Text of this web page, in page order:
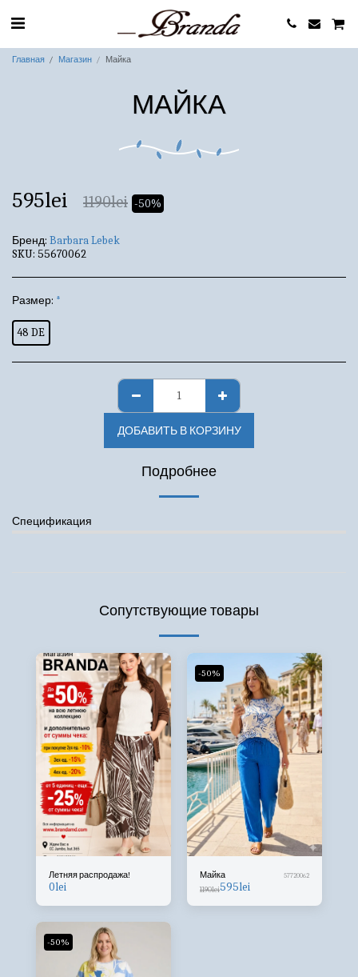
Главная Магазин Майка
МАЙКА
595lei 1190lei -50%
Бренд: Barbara Lebek
SKU: 55670062
Размер: *
48 DE
ДОБАВИТЬ В КОРЗИНУ
Подробнее
Спецификация
Сопутствующие товары
Летняя распродажа!
0lei
-50%
Майка 57720062
1190lei595lei
-50%